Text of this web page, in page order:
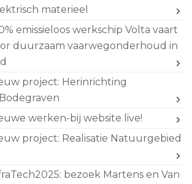
materieel
emissieloos werkschip Volta vaart
duurzaam vaarwegonderhoud in
project: Herinrichting
werken-bij website live!
project: Realisatie Natuurgebied
bezoek Martens en Van